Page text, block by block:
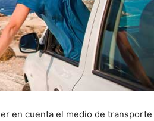
en cuenta el medio de transporte